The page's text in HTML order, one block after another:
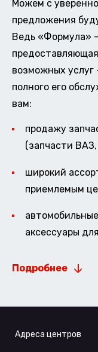
Можем с
предложения
Ведь «Формула» -
возможных услуг
полного его
вам:
продажу
(запчасти
широкий
приемлемым
аксессуары
Подробнее
Адреса центров